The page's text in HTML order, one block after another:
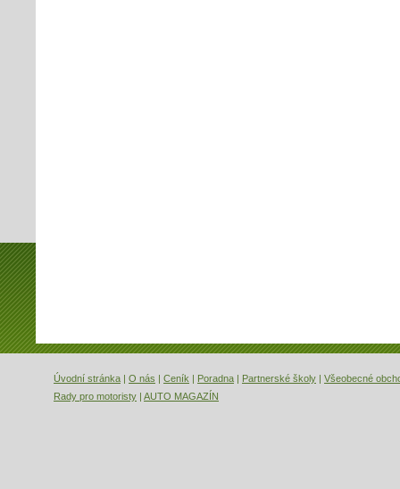
Úvodní stránka | O nás | Ceník | Poradna | Partnerské školy | Všeobecné
Rady pro motoristy | AUTO MAGAZÍN